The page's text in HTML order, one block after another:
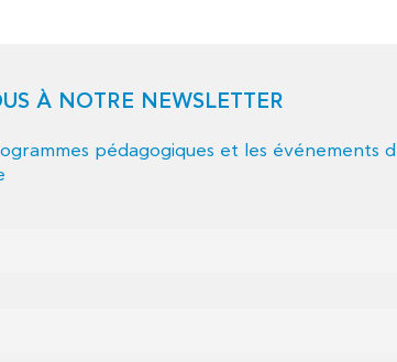
À NOTRE NEWSLETTER
pédagogiques et les événements